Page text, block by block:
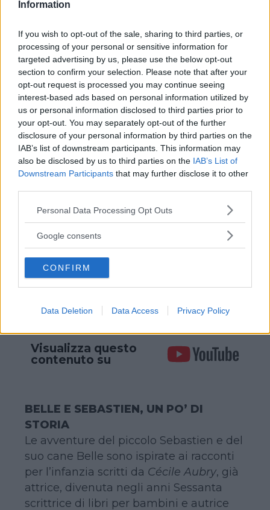
Information
If you wish to opt-out of the sale, sharing to third parties, or
processing of your personal or sensitive information for
targeted advertising by us, please use the below opt-out
section to confirm your selection. Please note that after your
opt-out request is processed you may continue seeing
interest-based ads based on personal information utilized by
us or personal information disclosed to third parties prior to
your opt-out. You may separately opt-out of the further
disclosure of your personal information by third parties on the
IAB’s list of downstream participants. This information may
also be disclosed by us to third parties on the IAB’s List of
Downstream Participants that may further disclose it to other
Please note that this website/app uses one or more Google
not limited to your visit or usage behaviour. You may click to
use your data for below specified purposes in below Google
consent section.
Personal Data Processing Opt Outs
Google consents
CONFIRM
Data Deletion Data Access Privacy Policy
– trasferimento al quale, naturalmente,
si aggiunge la notizia di un potenziale
padrone diBelleche rivorrebbe indietro
il suo cane e contro cuiSebastiendeve
scontrarsi per non separarsi dal suo
cane.
Rispetto al capitolo 2, uscito nel 2015, la
narrazione torna a essere intima e il
pathos torna a farla da padrone,
precedente, dei tre forse il meno
riuscito.
Continua a leggere dopo la pubblicità
Visualizza questo
contenuto su
BELLE E SEBASTIEN, UN PO’ DI
STORIA
Le avventure del piccolo Sebastien e del
suo cane Belle sono ispirate ai racconti
per l’infanzia scritti da Cécile Aubry, già
attrice, divenuta negli anni Sessanta
scrittrice di libri per bambini e autrice